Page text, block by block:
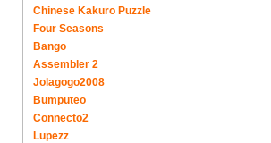
Chinese Kakuro Puzzle
Four Seasons
Bango
Assembler 2
Jolagogo2008
Bumputeo
Connecto2
Lupezz